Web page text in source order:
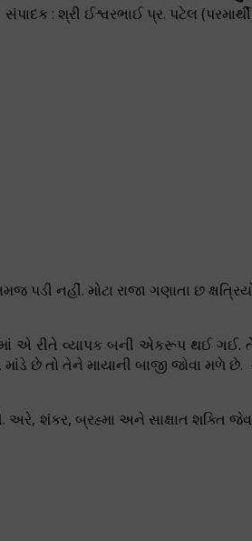
સંપાદક : શ્રી ઈશ્વરભાઈ પ્ર. પટેલ
નહીં. મોટા રાજા ગણાતા છ
એ રીતે વ્યાપક બની એકરૂપ થઈ ગઈ.
છે તો તેને માયાની બાજી જોવા મળે છે.
અરે, શંકર, બ્રહ્મા અને સાક્ષાત શક્તિ